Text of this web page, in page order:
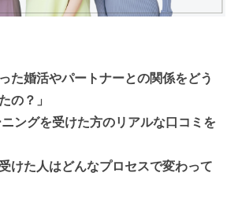
た婚活やパートナーとの関係をどう
の？」
ングを受けた方のリアルな口コミを
けた人はどんなプロセスで変わって